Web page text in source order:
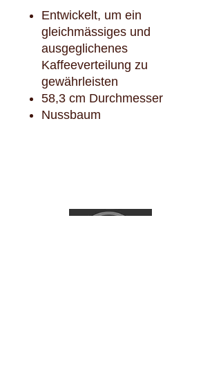
Entwickelt, um ein
gleichmässiges und
ausgeglichenes
Kaffeeverteilung zu
gewährleisten
58,3 cm Durchmesser
Nussbaum